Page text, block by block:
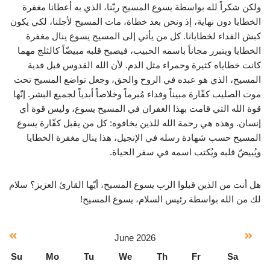
ولكن شكراً لله بواسطة يسوع المسيح ربّنا، الذي به أعطانا مغفرة
الخطايا دون نهاية، إذ ونحن بعد خطاة، مات المسيح لأجلنا، لكي يكون
كبش الفداء لخطايانا. كل من يأتي إلى المسيح يسوع ينال مغفرة
الخطايا ويتبرر مجاناً باسمه الحبيب، فيصبح قلبه مبيضّاً كالثلج مهما
كانت خطاياه كثيرة وحمراء مثل الدم. لأن الله القدوس قبل فدية
المسيح، الذي هو عبده في الروح والحق، وجعل تواضع المسيح تحت
موت الصليب كفّارة مبيناً وفداء مُبرماً وخلاصاً أبدياً لجميع البشر. إنّها
قوة الله التي قامت بهذا الغفران في المسيح يسوع، وليس قوة أي
إنسان. وهذه هي رحمة الله للذين يخافوه: كل من يقبل كفّارة يسوع
المسيح حسب شهادة رسله في الإنجيل، هذا ينال مغفرة الخطايا
ويُبيضّ قلبه ويُكتب اسمه في سفر الحياة.
هل أنت من الذين قبلوا الرب يسوع المسيح، أيّها القارئ العزيز؟ سلام
لك من الله بواسطة رئيس السلام، يسوع المسيح!
June 2026
Su
Mo Tu We Th Fr Sa